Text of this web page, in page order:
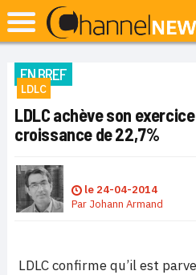
EN BREF
LDLC
LDLC achève son
croissance de 22,7%
le 24-04-2014
Par Johann Armand
LDLC confirme qu’il est